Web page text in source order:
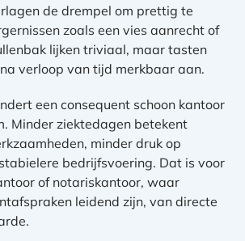
de drempel om prettig te
zoals een vies aanrecht of
lijken triviaal, maar tasten
verloop van tijd merkbaar aan.
een consequent schoon kantoor
Minder ziektedagen betekent
minder druk op
bedrijfsvoering. Dat is voor
of notariskantoor, waar
leidend zijn, van directe